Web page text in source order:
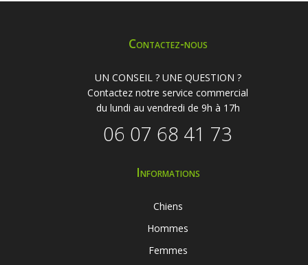
Contactez-nous
UN CONSEIL ? UNE QUESTION ?
Contactez notre service commercial
du lundi au vendredi de 9h à 17h
06 07 68 41 73
Informations
Chiens
Hommes
Femmes